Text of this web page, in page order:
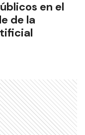
en el
de la